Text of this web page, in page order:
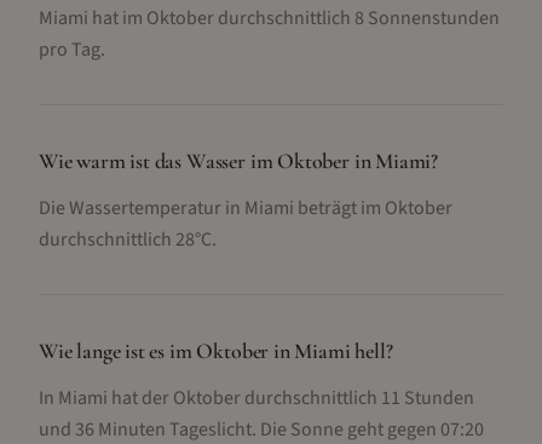
Miami hat im Oktober durchschnittlich 8 Sonnenstunden
pro Tag.
Wie warm ist das Wasser im Oktober in Miami?
Die Wassertemperatur in Miami beträgt im Oktober
durchschnittlich 28°C.
Wie lange ist es im Oktober in Miami hell?
In Miami hat der Oktober durchschnittlich 11 Stunden
und 36 Minuten Tageslicht. Die Sonne geht gegen 07:20